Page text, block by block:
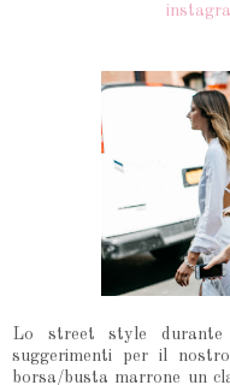
Lo street style
suggerimenti per il
borsa/busta marrone un